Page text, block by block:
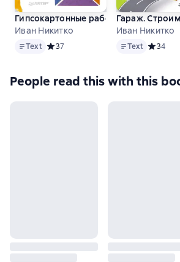
Гипсокартонные работы. Секреты
Иван Никитко
TextText Средний рейтинг 3 на основе 7
37
Гараж.
Иван Никитко
TextText 34
People read this with this